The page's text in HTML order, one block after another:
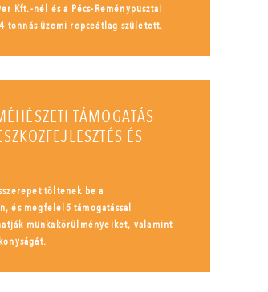
Kft.-nél és a Pécs-Reménypusztai
tonnás üzemi repceátlag született.
TÁMOGATÁS
ÉS
töltenek be a
és megfelelő támogatással
munkakörülményeiket, valamint